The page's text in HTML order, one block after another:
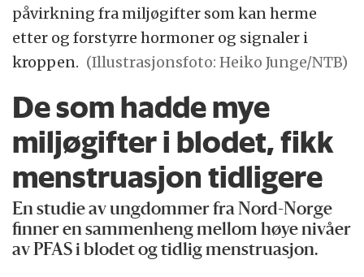
påvirkning fra miljøgifter som kan herme
etter og forstyrre hormoner og signaler i
kroppen. (Illustrasjonsfoto: Heiko Junge/NTB)
De som hadde mye
miljøgifter i blodet, fikk
menstruasjon tidligere
En studie av ungdommer fra Nord-Norge
finner en sammenheng mellom høye nivåer
av PFAS i blodet og tidlig menstruasjon.